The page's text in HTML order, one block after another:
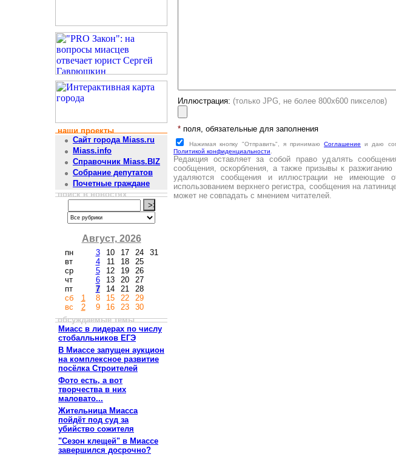
наши проекты
Сайт города Miass.ru
Miass.info
Справочник Miass.BIZ
Собрание депутатов
Почетные граждане
поиск в новостях
Август, 2026
пн
вт
ср
чт
пт
сб
вс
1
2
3
4
5
6
7
8
9
10
11
12
13
14
15
16
17
18
19
20
21
22
23
24
25
26
27
28
29
30
31
обсуждаемые темы
Миасс в лидерах по числу
стобалльников ЕГЭ
В Миассе запущен аукцион
на комплексное развитие
посёлка Строителей
Фото есть, а вот
творчества в них
маловато...
Жительница Миасса
пойдёт под суд за
убийство сожителя
"Сезон клещей" в Миассе
завершился досрочно?
Иллюстрация: (только JPG, не более 800х600 пикселов)
*поля, обязательные для заполнения
Нажимая кнопку "Отправить", я принимаюCоглашение и даю
Политикой конфиденциальности
Редакция оставляет за собой право удалять
сообщения, оскорбления, а также призывы к
удаляются сообщения и иллюстрации не имеющие
использованием верхнего регистра, сообщения на
может не совпадать с мнением читателей.